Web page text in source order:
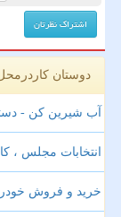
دوستان
آب شیرین کن -
انتخابات مجلس ،
خرید و فروش